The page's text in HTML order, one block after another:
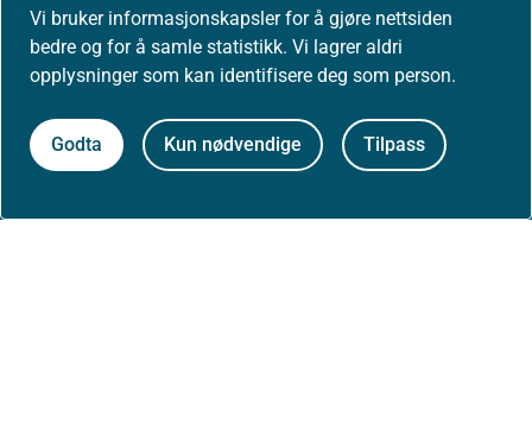
Vi bruker informasjonskapsler for å gjøre nettsiden
bedre og for å samle statistikk. Vi lagrer aldri
opplysninger som kan identifisere deg som person.
Godta Kun nødvendige Tilpass
Høringer
Presse